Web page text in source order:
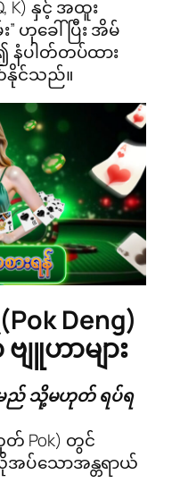
K) နှင့် အထူး
” ဟုခေါ်ပြီး အိမ်
နံပါတ်တပ်ထား
နိုင်သည်။
Deng)
ဟာများ
ည် သို့မဟုတ် ရပ်ရ
တ် Pok) တွင်
ပ်သောအန္တရာယ်